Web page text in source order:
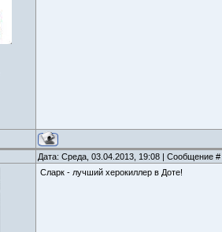
Дата: Среда, 03.04.2013, 19:08 | Сообщение #
Сларк - лучший херокиллер в Доте!